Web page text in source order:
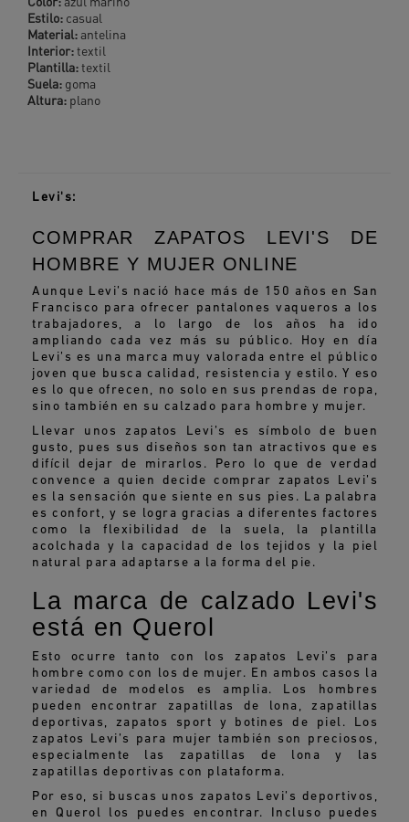
Estilo: casual
Material: antelina
Interior:textil
Plantilla:textil
Suela: goma
Altura: plano
Levi's:
COMPRAR ZAPATOS LEVI'S DE
HOMBRE Y MUJER ONLINE
Aunque Levi’s nació hace más de 150 años en San
Francisco para ofrecer pantalones vaqueros a los
trabajadores, a lo largo de los años ha ido
ampliando cada vez más su público. Hoy en día
Levi’s es una marca muy valorada entre el público
joven que busca calidad, resistencia y estilo. Y eso
es lo que ofrecen, no solo en sus prendas de ropa,
sino también en su calzado para hombre y mujer.
Llevar unos zapatos Levi’s es símbolo de buen
gusto, pues sus diseños son tan atractivos que es
difícil dejar de mirarlos. Pero lo que de verdad
convence a quien decide comprar zapatos Levi’s
es la sensación que siente en sus pies. La palabra
es confort, y se logra gracias a diferentes factores
como la flexibilidad de la suela, la plantilla
acolchada y la capacidad de los tejidos y la piel
natural para adaptarse a la forma del pie.
La marca de calzado Levi's
está en Querol
Esto ocurre tanto con los zapatos Levi’s para
hombre como con los de mujer. En ambos casos la
variedad de modelos es amplia. Los hombres
pueden encontrar zapatillas de lona, zapatillas
deportivas, zapatos sport y botines de piel. Los
zapatos Levi’s para mujer también son preciosos,
especialmente las zapatillas de lona y las
zapatillas deportivas con plataforma.
Por eso, si buscas unos zapatos Levi’s deportivos,
en Querol los puedes encontrar. Incluso puedes